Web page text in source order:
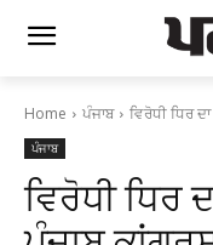
Home ਪੰਜਾਬ ਵਿਰੋਧੀ ਧਿਰ
ਪੰਜਾਬ
ਵਿਰੋਧੀ